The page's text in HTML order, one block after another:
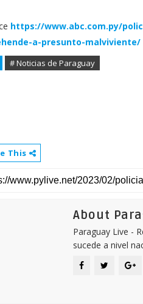
https://www.abc.com.py/
a-presunto-malviviente/
# Noticias de Paraguay
This
About
Paraguay Live -
sucede a nivel